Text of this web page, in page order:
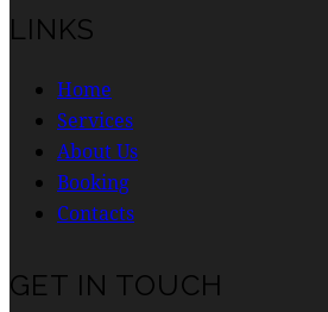
LINKS
Home
Services
About Us
Booking
Contacts
GET IN TOUCH